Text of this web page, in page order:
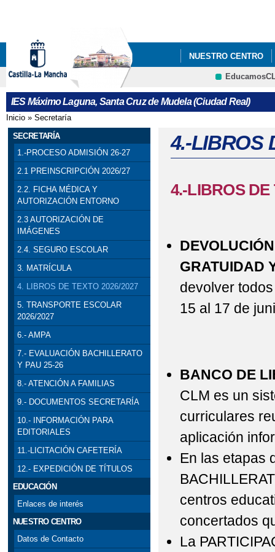
NUESTRO CENTRO
DEPARTAMENTOS
IES Máximo Laguna, Santa Cruz de Mudela (Ciudad Real)
Se encuentra usted aquí
Inicio » Secretaría
SECRETARÍA
1.-PROCESO ADMISIÓN 26-27
2.1 PREINSCRIPCIÓN 2026/27
2.2. FICHA MÉDICA Y
AUTORIZACIÓN ENTORNO
2.3 AUTORIZACIÓN DE
IMÁGENES
2.4. SEGURO ESCOLAR
3. MATRÍCULA
4. LIBROS DE TEXTO 2026/2027
5. TRANSPORTE ESCOLAR
2026/2027
6.- AMPA
7.- EVALUACIÓN BACHILLERATO
Y PAU 25-26
8.- ATENCIÓN A FAMILIAS
9.- DOCUMENTOS SECRETARÍA
10.- INFORMACIÓN PARA
EDITORIALES
11.-LICITACIÓN CAFETERÍA
12.- EXPEDICIÓN DE TÍTULOS
EDUCACIÓN
Enlaces de interés
NUESTRO CENTRO
Datos de Contacto
4.-LIBROS
4.-LIBROS DE
GRATUIDAD
devolver todos
15 al 17 de
BANCO DE
CLM es un
curriculares
aplicación
En las etapas
centros
concertados
La